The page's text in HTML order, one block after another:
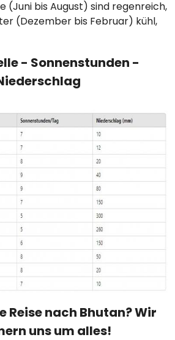
(Juni bis August) sind regenreich,
(Dezember bis Februar) kühl,
- Sonnenstunden -
Reise nach Bhutan? Wir
uns um alles!